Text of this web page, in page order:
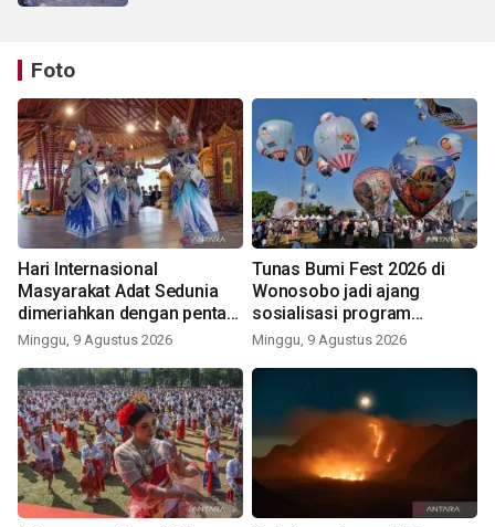
Foto
Hari Internasional
Masyarakat Adat Sedunia
dimeriahkan dengan pentas
seni budaya Bali
Minggu, 9 Agustus 2026
Tunas Bumi Fest 2026 di
Wonosobo jadi ajang
sosialisasi program
pemerintah lewat balon
Minggu, 9 Agustus 2026